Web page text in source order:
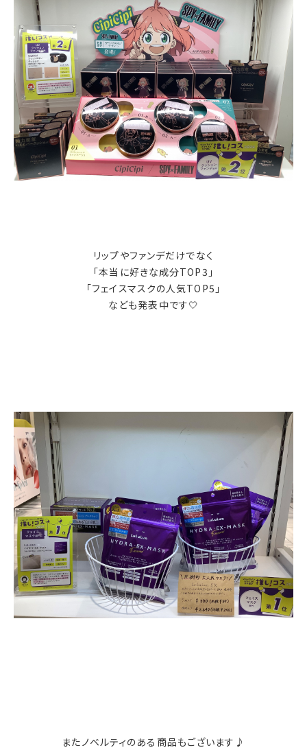
リップやファンデだけでなく
「本当に好きな成分TOP3」
「フェイスマスクの人気TOP5」
なども発表中です🤍
またノベルティのある商品もございます♪